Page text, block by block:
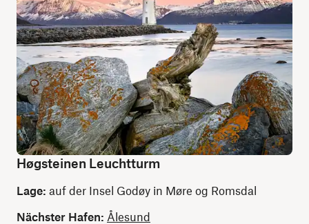
Høgsteinen Leuchtturm
Lage: auf der Insel Godøy in Møre og Romsdal
Nächster Hafen: Ålesund